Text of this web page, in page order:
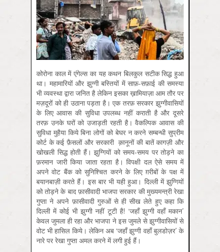
कोरोना काल में एंगेल्स का यह कथन बिलकुल सटीक सिद्ध हुआ
था। महामारियों और झुग्गी बस्तियों में साफ़-सफ़ाई की समस्या
भी व्यवस्था द्वारा जनित है लेकिन इसका ख़ामियाज़ा आम तौर पर
मज़दूरों को ही उठाना पड़ता है। एक तरफ़ सरकार झुग्गीवासियों
के लिए आवास की सुविधा उपलब्ध नहीं कराती है और दूसरे
तरफ़ उनके घरों को उजाड़ती रहती है। वैकल्पिक आवास की
सुविधा मुहैया किये बिना लोगों को बेघर न करने सम्बन्धी सुप्रीम
कोर्ट के कई फ़ैसलों और सरकारी क़ानूनों की बातें कागज़ी और
खोखली सिद्ध होती हैं। झुग्गियों को समय-समय पर तोड़ने का
फ़रमान जारी किया जाता रहता है। विपक्षी दल ऐसे समय में
अपने वोट बैंक को सुनिश्चित करने के लिए ग़रीबों के पक्ष में
बयानबाज़ी करते हैं। इस बार भी यही हुआ। दिल्ली में झुग्गियों
को तोड़ने के बाद फ़ासीवादी भाजपा सरकार की मुख्यमन्त्री रेखा
गुप्ता ने अपने फ़ासीवादी गुरुओं से ही सीख लेते हुए कहा कि
दिल्ली में कोई भी झुग्गी नहीं टूटी है! ‘जहाँ झुग्गी वहाँ मकान’
केवल जुमला ही रहा और भाजपा ने इस जुमले से झुग्गीवासियों से
वोट भी हासिल किये। लेकिन अब ‘जहाँ झुग्गी वहाँ बुलडोज़र’ के
नारे पर रेखा गुप्ता अमल करने में लगी हुई हैं।